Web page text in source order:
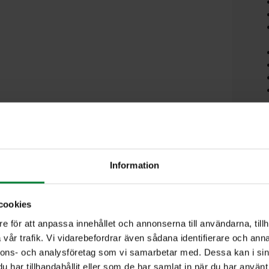
Information
för att anpassa innehållet och annonserna till användarna,
trafik. Vi vidarebefordrar även sådana identifierare och
och analysföretag som vi samarbetar med. Dessa kan i
har tillhandahållit eller som de har samlat in när du har